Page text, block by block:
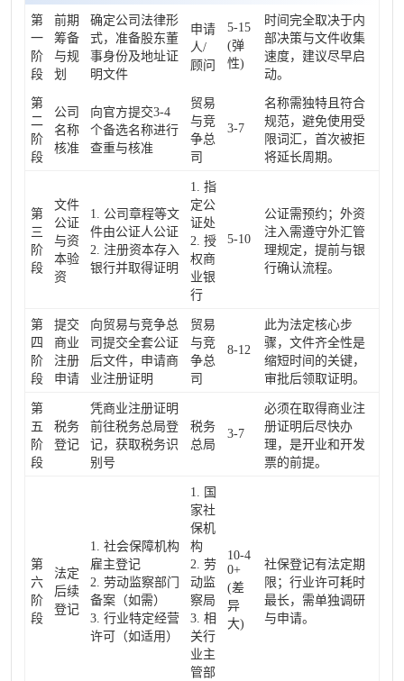
第
一
阶
段
前期
筹备
与规
划
确定公司法律形
式，准备股东董
事身份及地址证
明文件
申请
人/
顾问
5-15
(弹
性)
时间完全取决于内
部决策与文件收集
速度，建议尽早启
动。
第
二
阶
段
公司
名称
核准
向官方提交3-4
个备选名称进行
查重与核准
贸易
与竞
争总
司
3-7
名称需独特且符合
规范，避免使用受
限词汇，首次被拒
将延长周期。
第
三
阶
段
文件
公证
与资
本验
资
1. 公司章程等文
件由公证人公证
2. 注册资本存入
银行并取得证明
1. 指
定公
证处
2. 授
权商
业银
行
5-10
公证需预约；外资
注入需遵守外汇管
理规定，提前与银
行确认流程。
第
四
阶
段
提交
商业
注册
申请
向贸易与竞争总
司提交全套公证
后文件，申请商
业注册证明
贸易
与竞
争总
司
8-12
此为法定核心步
骤，文件齐全性是
缩短时间的关键，
审批后领取证明。
第
五
阶
段
税务
登记
凭商业注册证明
前往税务总局登
记，获取税务识
别号
税务
总局
3-7
必须在取得商业注
册证明后尽快办
理，是开业和开发
票的前提。
第
六
阶
段
法定
后续
登记
1. 社会保障机构
雇主登记
2. 劳动监察部门
备案（如需）
3. 行业特定经营
许可（如适用）
1. 国
家社
保机
构
2. 劳
动监
察局
3. 相
关行
业主
管部
10-4
0+
(差
异
大)
社保登记有法定期
限；行业许可耗时
最长，需单独调研
与申请。